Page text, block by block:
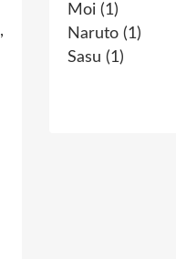
,
Moi (1)
Naruto (1)
Sasu (1)